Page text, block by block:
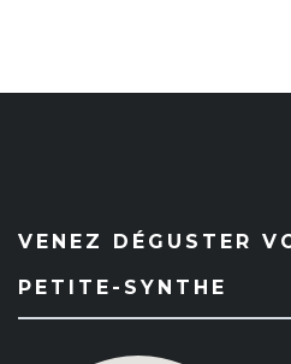
VENEZ DÉGUSTER
PETITE-SYNTHE